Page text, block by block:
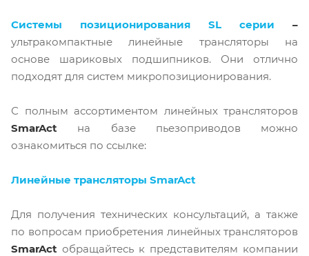
Системы позиционирования SL серии –
ультракомпактные линейные трансляторы на
основе шариковых подшипников. Они отлично
подходят для систем микропозиционирования.
С полным ассортиментом линейных трансляторов
SmarAct на базе пьезоприводов можно
ознакомиться по ссылке:
Линейные трансляторы SmarAct
Для получения технических консультаций, а также
по вопросам приобретения линейных трансляторов
SmarAct обращайтесь к представителям компании